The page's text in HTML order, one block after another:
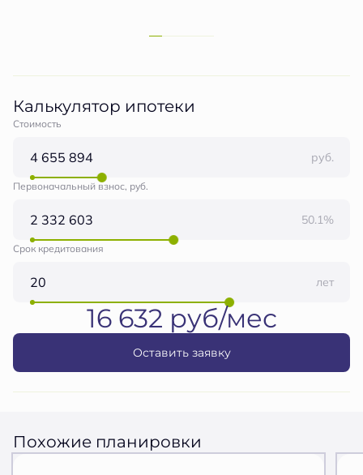
Калькулятор ипотеки
Стоимость
руб.
Первоначальный взнос, руб.
50.1%
Срок кредитования
лет
16 632 руб/мес
Оставить заявку
Похожие планировки